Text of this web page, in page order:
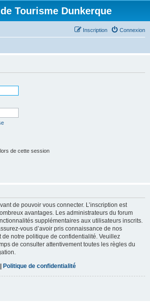
Tourisme Dunkerque
Connexion
Inscription
de cette session
de pouvoir vous connecter. L’inscription est
avantages. Les administrateurs du forum
supplémentaires aux utilisateurs inscrits.
vous d’avoir pris connaissance de nos
de notre politique de confidentialité. Veuillez
de consulter attentivement toutes les règles du
| Politique de confidentialité